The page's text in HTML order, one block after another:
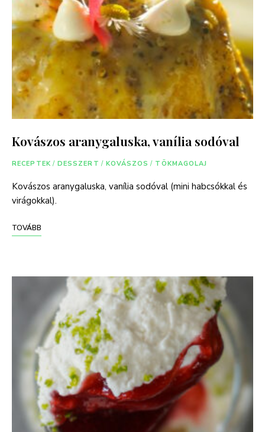
Kovászos aranygaluska, vanília sodóval
RECEPTEK / DESSZERT / KOVÁSZOS / TÖKMAGOLAJ
Kovászos aranygaluska, vanília sodóval (mini habcsókkal és
virágokkal).
TOVÁBB